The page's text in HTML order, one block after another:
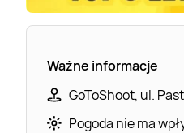
Ważne informacje
GoToShoot, ul.
Pogoda nie ma